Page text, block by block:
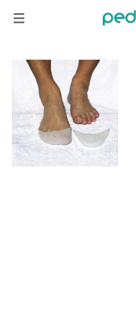
Ga
direct
hoofdinhoud